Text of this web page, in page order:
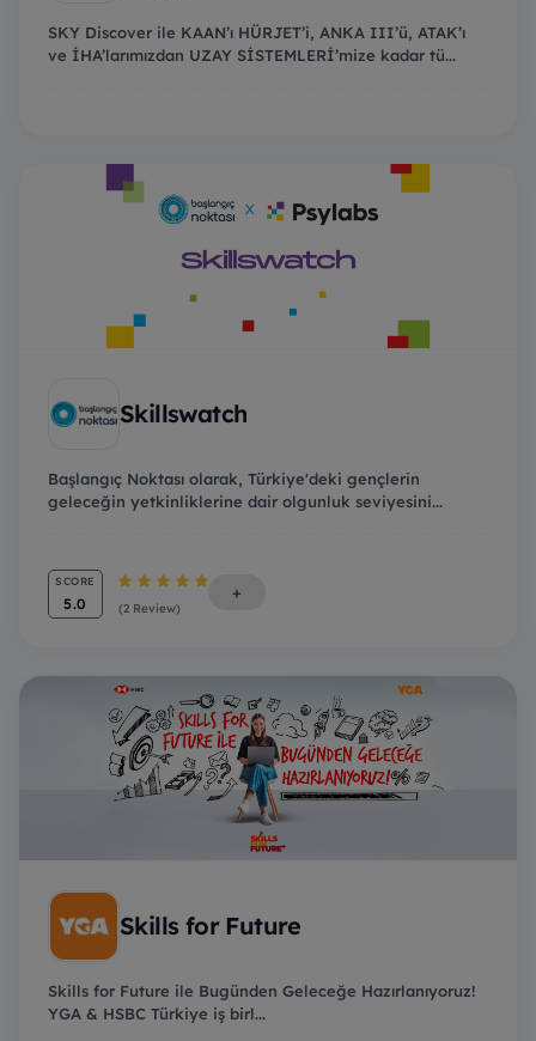
SKY Discover ile KAAN’ı HÜRJET’i, ANKA III’ü, ATAK’ı
ve İHA’larımızdan UZAY SİSTEMLERİ’mize kadar tü...
Skillswatch
Başlangıç Noktası olarak, Türkiye'deki gençlerin
geleceğin yetkinliklerine dair olgunluk seviyesini...
SCORE
5.0 (2 Review)
+
Skills for Future
Skills for Future ile Bugünden Geleceğe Hazırlanıyoruz!
YGA & HSBC Türkiye iş birl...